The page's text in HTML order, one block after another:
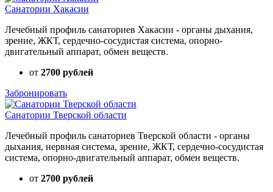
Санатории Хакасии
Лечебный профиль санаториев Хакасии - органы дыхания,
зрение, ЖКТ, сердечно-сосудистая система, опорно-
двигательный аппарат, обмен веществ.
от 2700 рублей
Забронировать
Санатории Тверской области
Лечебный профиль санаториев Тверской области - органы
дыхания, нервная система, зрение, ЖКТ, сердечно-сосудистая
система, опорно-двигательный аппарат, обмен веществ.
от 2700 рублей